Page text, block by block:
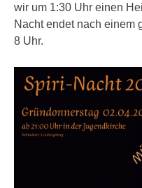
wir um 1:30 Uhr einen
Nacht endet nach einem
8 Uhr.